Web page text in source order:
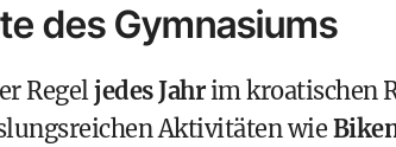
des Gymnasiums
Regeljedes Jahrim kroatischen
Aktivitäten wie